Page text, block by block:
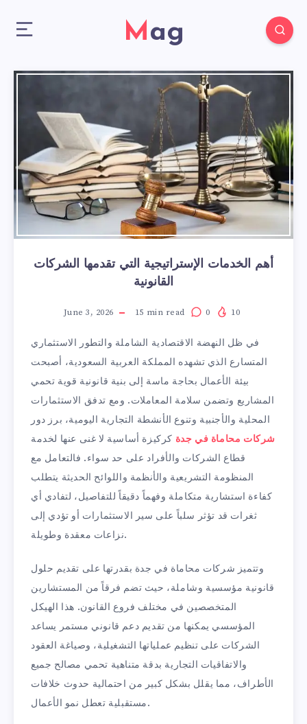
Mag
أهم الخدمات الإستراتيجية التي تقدمها الشركات
القانونية
June 3, 2026 15 min read 0 10
في ظل النهضة الاقتصادية الشاملة والتطور الاستثماري
المتسارع الذي تشهده المملكة العربية السعودية، أصبحت
بيئة الأعمال بحاجة ماسة إلى بنية قانونية قوية تحمي
المشاريع وتضمن سلامة المعاملات. ومع تدفق الاستثمارات
المحلية والأجنبية وتنوع الأنشطة التجارية اليومية، برز دور
شركات محاماة في جدة كركيزة أساسية لا غنى عنها لخدمة
قطاع الشركات والأفراد على حد سواء. فالتعامل مع
المنظومة التشريعية والأنظمة واللوائح الحديثة يتطلب
كفاءة استشارية متكاملة وفهماً دقيقاً للتفاصيل، لتفادي أي
ثغرات قد تؤثر سلباً على سير الاستثمارات أو تؤدي إلى
نزاعات معقدة وطويلة.
وتتميز شركات محاماة في جدة بقدرتها على تقديم حلول
قانونية مؤسسية وشاملة، حيث تضم فرقاً من المستشارين
المتخصصين في مختلف فروع القانون. هذا الهيكل
المؤسسي يمكنها من تقديم دعم قانوني مستمر يساعد
الشركات على تنظيم عملياتها التشغيلية، وصياغة العقود
والاتفاقيات التجارية بدقة متناهية تحمي مصالح جميع
الأطراف، مما يقلل بشكل كبير من احتمالية حدوث خلافات
مستقبلية تعطل نمو الأعمال.